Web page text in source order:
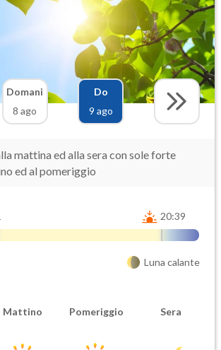
Domani
8 ago
Do
9 ago
mattina ed alla sera con sole forte
ed al pomeriggio
20:39
Luna calante
Mattino Pomeriggio Sera